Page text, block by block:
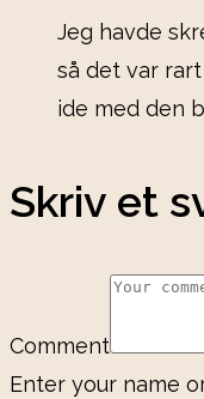
Jeg havde
så det var
ide med den
Skriv et
Comment
Enter your name